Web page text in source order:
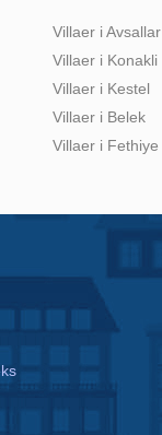
Villaer i Avsallar
Villaer i Konakli
Villaer i Kestel
Villaer i Belek
Villaer i Fethiye